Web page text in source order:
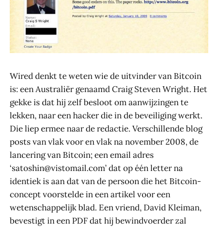
Wired denkt te weten wie de uitvinder van Bitcoin
is: een Australiër genaamd Craig Steven Wright. Het
gekke is dat hij zelf besloot om aanwijzingen te
lekken, naar een hacker die in de beveiliging werkt.
Die liep ermee naar de redactie. Verschillende blog
posts van vlak voor en vlak na november 2008, de
lancering van Bitcoin; een email adres
‘satoshin@vistomail.com’ dat op één letter na
identiek is aan dat van de persoon die het Bitcoin-
concept voorstelde in een artikel voor een
wetenschappelijk blad. Een vriend, David Kleiman,
bevestigt in een PDF dat hij bewindvoerder zal